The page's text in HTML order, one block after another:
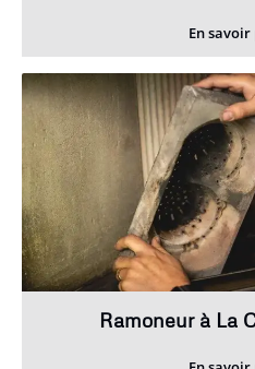
En savoir
Ramoneur à La